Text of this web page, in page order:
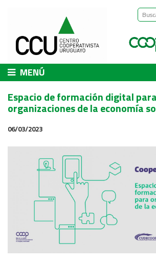
MENÚ
Presentación
Autoridades y equipo
Cómo trabajamos
Acerca del Área
Trabajos
Área Rural
Espacio de formación digital para
organizaciones de la economía
06/03/2023